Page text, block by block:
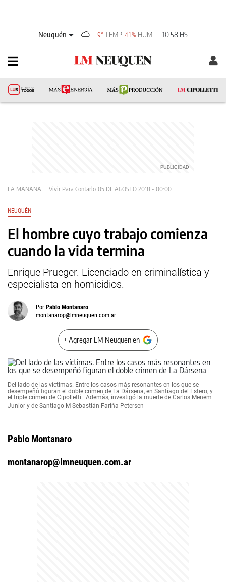
Neuquén 9° TEMP 41% HUM 10:58 HS
LA MAÑANA Vivir Para Contarlo 05 DE AGOSTO 2018 - 00:00
NEUQUÉN
El hombre cuyo trabajo comienza
cuando la vida termina
Enrique Prueger. Licenciado en criminalística y
especialista en homicidios.
Por Pablo Montanaro
montanarop@lmneuquen.com.ar
+ Agregar LM Neuquen en
Del lado de las víctimas. Entre los casos más resonantes en los que se
desempeñó figuran el doble crimen de La Dársena, en Santiago del Estero, y
el triple crimen de Cipolletti. Además, investigó la muerte de Carlos Menem
Junior y de Santiago M Sebastián Fariña Petersen
Pablo Montanaro
montanarop@lmneuquen.com.ar